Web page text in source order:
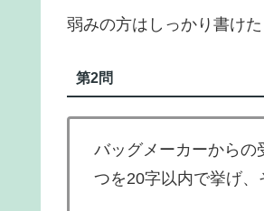
弱みの方はしっかり書けた
第2問
バッグメーカーからの
つを20字以内で挙げ、